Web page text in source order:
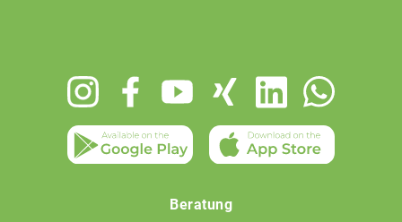
Beratung